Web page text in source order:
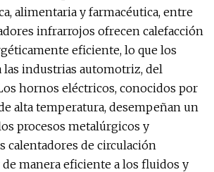
alimentaria y farmacéutica, entre
infrarrojos ofrecen calefacción
eficiente, lo que los
las industrias automotriz, del
hornos eléctricos, conocidos por
alta temperatura, desempeñan un
procesos metalúrgicos y
calentadores de circulación
manera eficiente a los fluidos y